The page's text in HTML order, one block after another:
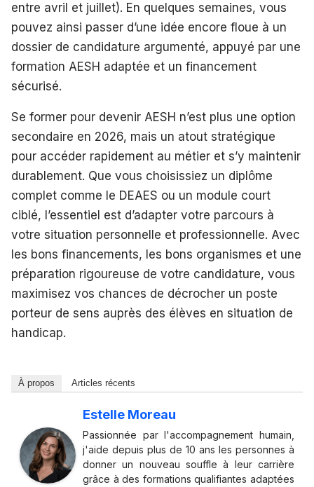
entre avril et juillet). En quelques semaines, vous
pouvez ainsi passer d’une idée encore floue à un
dossier de candidature argumenté, appuyé par une
formation AESH adaptée et un financement
sécurisé.
Se former pour devenir AESH n’est plus une option
secondaire en 2026, mais un atout stratégique
pour accéder rapidement au métier et s’y maintenir
durablement. Que vous choisissiez un diplôme
complet comme le DEAES ou un module court
ciblé, l’essentiel est d’adapter votre parcours à
votre situation personnelle et professionnelle. Avec
les bons financements, les bons organismes et une
préparation rigoureuse de votre candidature, vous
maximisez vos chances de décrocher un poste
porteur de sens auprès des élèves en situation de
handicap.
À propos Articles récents
Estelle Moreau
Passionnée par l'accompagnement humain,
j'aide depuis plus de 10 ans les personnes à
donner un nouveau souffle à leur carrière
grâce à des formations qualifiantes adaptées